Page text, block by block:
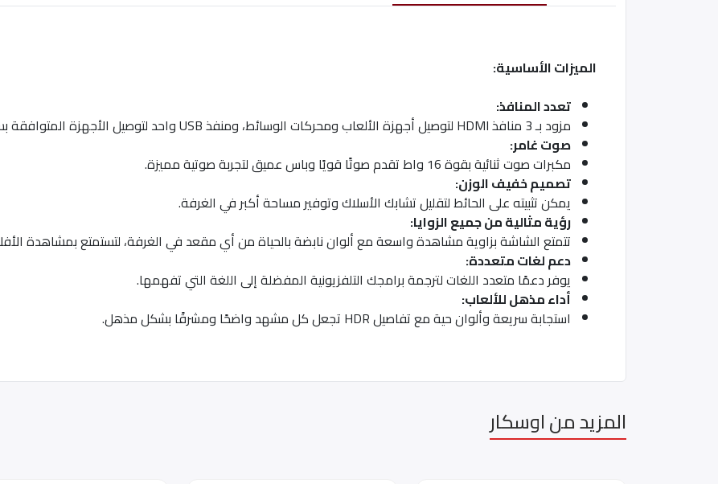
الميزات الأساسية:
تعدد المنافذ:
مزود بـ 3 منافذ HDMI لتوصيل أجهزة الألعاب ومحركات الوسائط، ومنفذ USB واحد لتوصيل الأجهزة المتوافقة بسهولة.
صوت غامر:
مكبرات صوت ثنائية بقوة 16 واط تقدم صوتًا قويًا وباس عميق لتجربة صوتية مميزة.
تصميم خفيف الوزن:
يمكن تثبيته على الحائط لتقليل تشابك الأسلاك وتوفير مساحة أكبر في الغرفة.
رؤية مثالية من جميع الزوايا:
تتمتع الشاشة بزاوية مشاهدة واسعة مع ألوان نابضة بالحياة من أي مقعد في الغرفة، لتستمتع بمشاهدة
دعم لغات متعددة:
يوفر دعمًا متعدد اللغات لترجمة برامجك التلفزيونية المفضلة إلى اللغة التي تفهمها.
أداء مذهل للألعاب:
استجابة سريعة وألوان حية مع تفاصيل HDR تجعل كل مشهد واضحًا ومشرقًا بشكل مذهل.
المزيد من اوسكار